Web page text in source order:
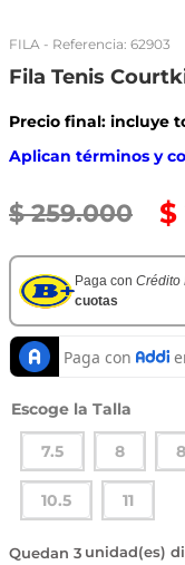
FILA - Referencia: 62903
Fila Tenis
Precio final: incluye
Aplican términos y
$ 259.000 $
Paga con Crédito
cuotas
Talla
7.5 8
10.5 11
3 disponibles